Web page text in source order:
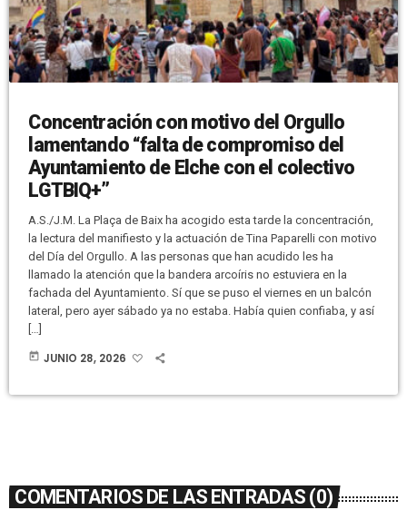
Concentración con motivo del Orgullo
lamentando “falta de compromiso del
Ayuntamiento de Elche con el colectivo
LGTBIQ+”
A.S./J.M. La Plaça de Baix ha acogido esta tarde la concentración,
la lectura del manifiesto y la actuación de Tina Paparelli con motivo
del Día del Orgullo. A las personas que han acudido les ha
llamado la atención que la bandera arcoíris no estuviera en la
fachada del Ayuntamiento. Sí que se puso el viernes en un balcón
lateral, pero ayer sábado ya no estaba. Había quien confiaba, y así
today JUNIO 28, 2026
COMENTARIOS DE LAS ENTRADAS (0)